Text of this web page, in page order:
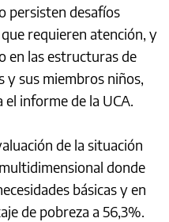
persisten desafíos
requieren atención, y
en las estructuras de
y sus miembros niños,
el informe de la UCA.
de la situación
donde
básicas y en
de pobreza a 56,3%.